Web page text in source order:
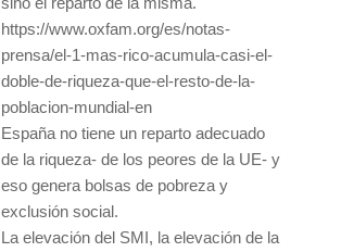
https://www.oxfam.org/es/notas-
prensa/el-1-mas-rico-acumula-casi-el-
doble-de-riqueza-que-el-resto-de-la-
poblacion-mundial-en
España no tiene un reparto adecuado
de la riqueza- de los peores de la UE- y
eso genera bolsas de pobreza y
exclusión social.
La elevación del SMI, la elevación de la